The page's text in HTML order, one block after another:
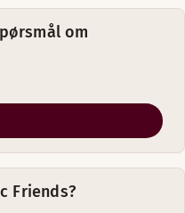
om
Friends?